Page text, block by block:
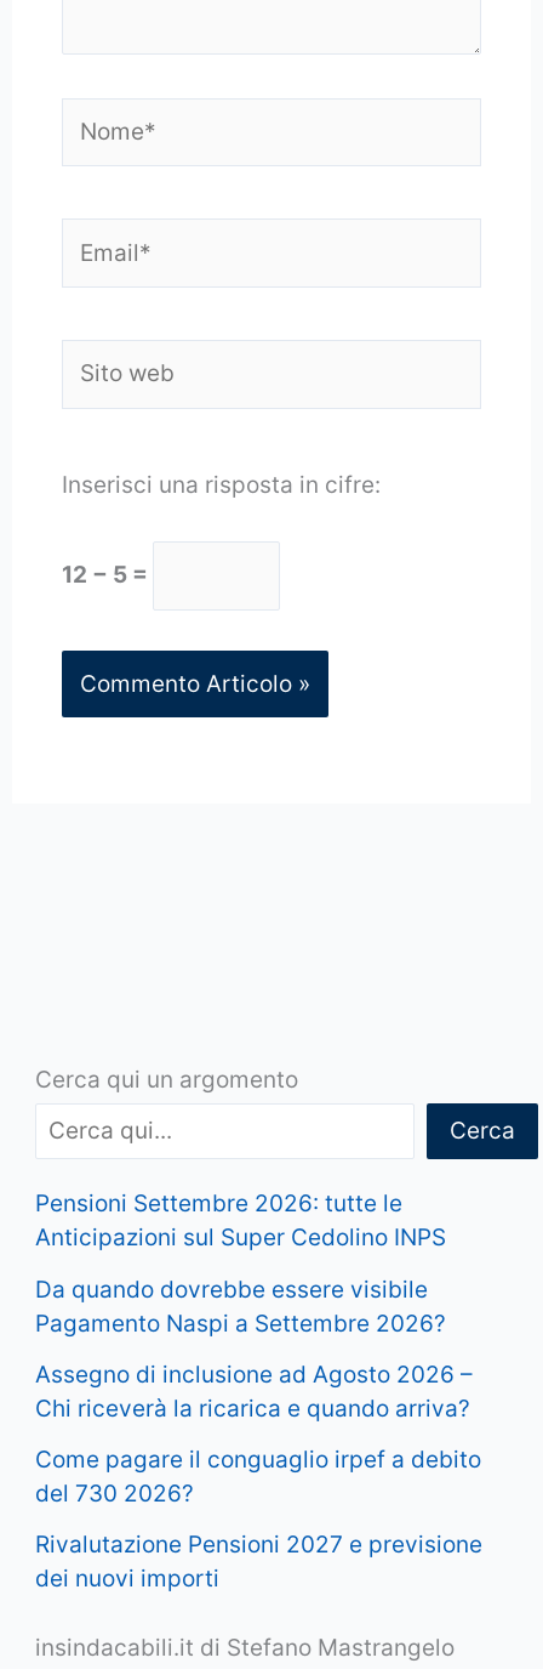
web
Inserisci una risposta in cifre:
12 − 5 =
Cerca qui un argomento
Cerca
Pensioni Settembre 2026: tutte le
Anticipazioni sul Super Cedolino INPS
Da quando dovrebbe essere visibile
Pagamento Naspi a Settembre 2026?
Assegno di inclusione ad Agosto 2026 –
Chi riceverà la ricarica e quando arriva?
Come pagare il conguaglio irpef a debito
del 730 2026?
Rivalutazione Pensioni 2027 e previsione
dei nuovi importi
insindacabili.it di Stefano Mastrangelo